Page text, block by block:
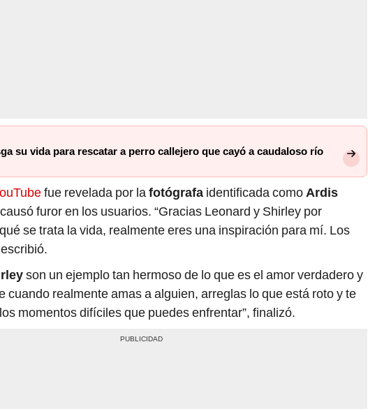
su vida para rescatar a perro callejero que cayó a caudaloso río
fue revelada por lafotógrafa identificada comoArdis
furor en los usuarios. “Gracias Leonard y Shirley por
se trata la vida, realmente eres una inspiración para mí. Los
son un ejemplo tan hermoso de lo que es el amor verdadero y
cuando realmente amas a alguien, arreglas lo que está roto y te
momentos difíciles que puedes enfrentar”, finalizó.